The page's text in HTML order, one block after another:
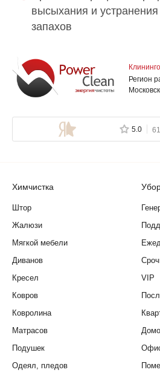
высыхания и
запахов
Регион
5.0
Химчистка
Штор
Жалюзи
Мягкой мебели
Диванов
Кресел
Ковров
Ковролина
Матрасов
Подушек
Одеял, пледов
VIP